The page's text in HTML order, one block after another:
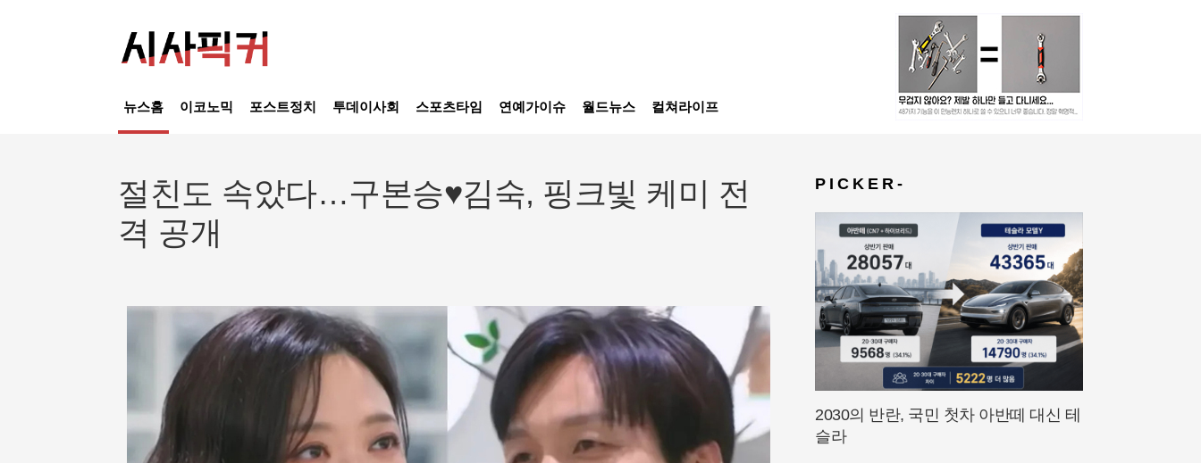
뉴스홈 이코노믹 포스트정치 투데이사회 스포츠타임 연예가이슈 월드뉴스 컬쳐라이프
절친도 속았다…구본승♥김숙, 핑크빛 케미 전
격 공개
P I C K E R -
2030의 반란, 국민 첫차 아반떼 대신 테
슬라